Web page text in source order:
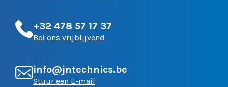
+32 478 57 17 37
Bel ons vrijblijvend
info@jntechnics.be
Stuur een E-mail